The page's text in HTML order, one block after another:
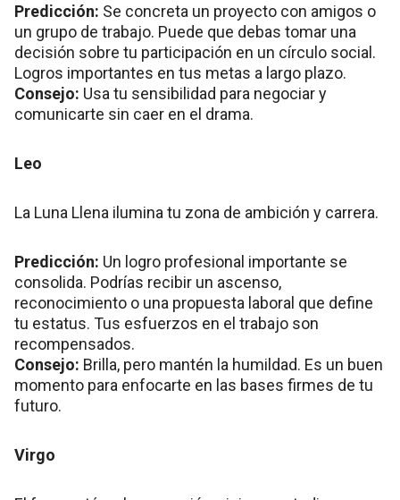
Predicción: Se concreta un proyecto con amigos o
un grupo de trabajo. Puede que debas tomar una
decisión sobre tu participación en un círculo social.
Logros importantes en tus metas a largo plazo.
Consejo: Usa tu sensibilidad para negociar y
comunicarte sin caer en el drama.
Leo
La Luna Llena ilumina tu zona de ambición y carrera.
Predicción: Un logro profesional importante se
consolida. Podrías recibir un ascenso,
reconocimiento o una propuesta laboral que define
tu estatus. Tus esfuerzos en el trabajo son
recompensados.
Consejo: Brilla, pero mantén la humildad. Es un buen
momento para enfocarte en las bases firmes de tu
futuro.
Virgo